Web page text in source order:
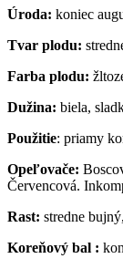
Úroda: koniec
Tvar plodu:
Farba plodu:
Dužina: biela,
Použitie: priamy
Opeľovače:
Červencová.
Rast: stredne
Koreňový bal :